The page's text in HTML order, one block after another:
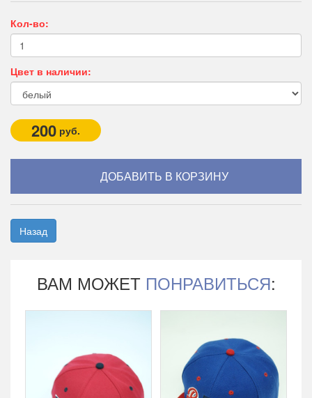
Кол-во:
Цвет в наличии:
200 руб.
Назад
ВАМ МОЖЕТ ПОНРАВИТЬСЯ: